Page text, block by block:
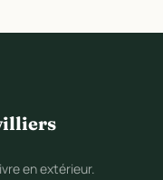
en extérieur.